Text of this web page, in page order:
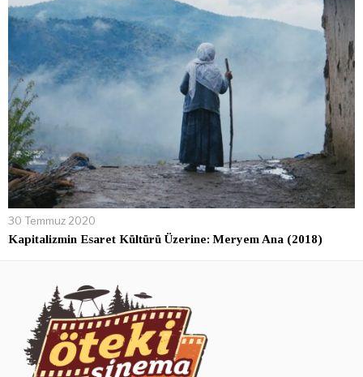
30 Temmuz 2020
Kapitalizmin Esaret Kültürü Üzerine: Meryem Ana (2018)